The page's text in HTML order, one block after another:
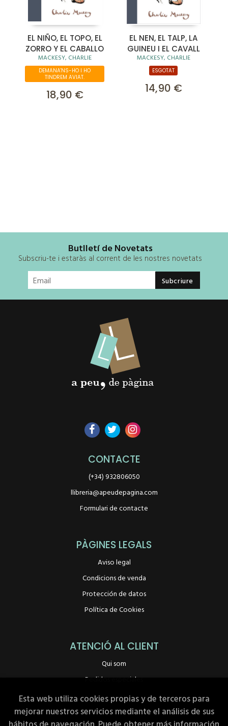
EL NIÑO, EL TOPO, EL
ZORRO Y EL CABALLO
MACKESY, CHARLIE
DEMANA'NS-HO I HO
TINDREM AVIAT.
18,90 €
EL NEN, EL TALP, LA
GUINEU I EL CAVALL
MACKESY, CHARLIE
ESGOTAT
14,90 €
Butlletí de Novetats
Subscriu-te i estaràs al corrent de les nostres novetats
CONTACTE
(+34) 932806050
llibreria@apeudepagina.com
Formulari de contacte
PÀGINES LEGALS
Aviso legal
Condicions de venda
Protección de datos
Política de Cookies
ATENCIÓ AL CLIENT
Qui som
Pedidos especiales
Esta web utiliza cookies propias y de terceros para
mejorar nuestros servicios mediante el análisis de sus